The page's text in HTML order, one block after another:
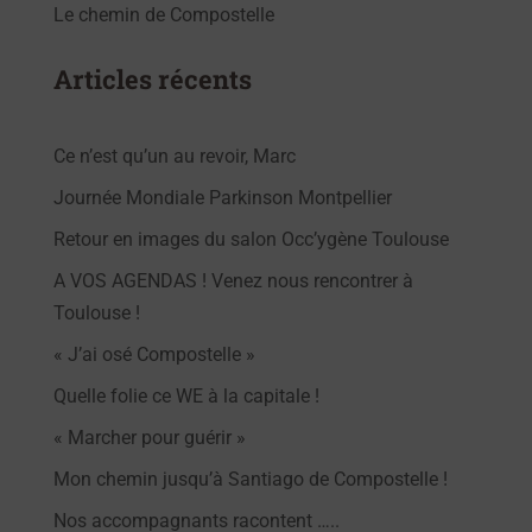
Le chemin de Compostelle
Articles récents
Ce n’est qu’un au revoir, Marc
Journée Mondiale Parkinson Montpellier
Retour en images du salon Occ’ygène Toulouse
A VOS AGENDAS ! Venez nous rencontrer à
Toulouse !
« J’ai osé Compostelle »
Quelle folie ce WE à la capitale !
« Marcher pour guérir »
Mon chemin jusqu’à Santiago de Compostelle !
Nos accompagnants racontent …..